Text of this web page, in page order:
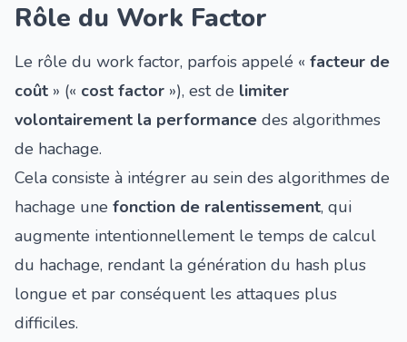
Rôle du Work Factor
Le rôle du work factor, parfois appelé « facteur de
coût » (« cost factor »), est de limiter
volontairement la performance des algorithmes
de hachage.
Cela consiste à intégrer au sein des algorithmes de
hachage une fonction de ralentissement, qui
augmente intentionnellement le temps de calcul
du hachage, rendant la génération du hash plus
longue et par conséquent les attaques plus
difficiles.